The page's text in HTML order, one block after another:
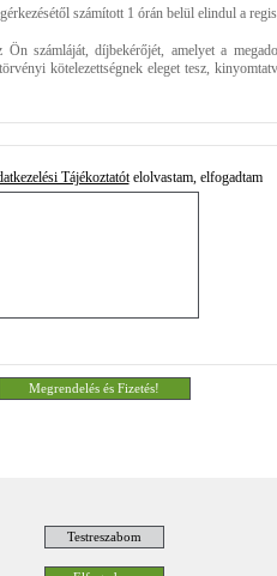
számított 1 órán belül elindul a
számláját, díjbekérőjét, amelyet a
kötelezettségnek eleget tesz,
Tájékoztatótelolvastam, elfogadtam